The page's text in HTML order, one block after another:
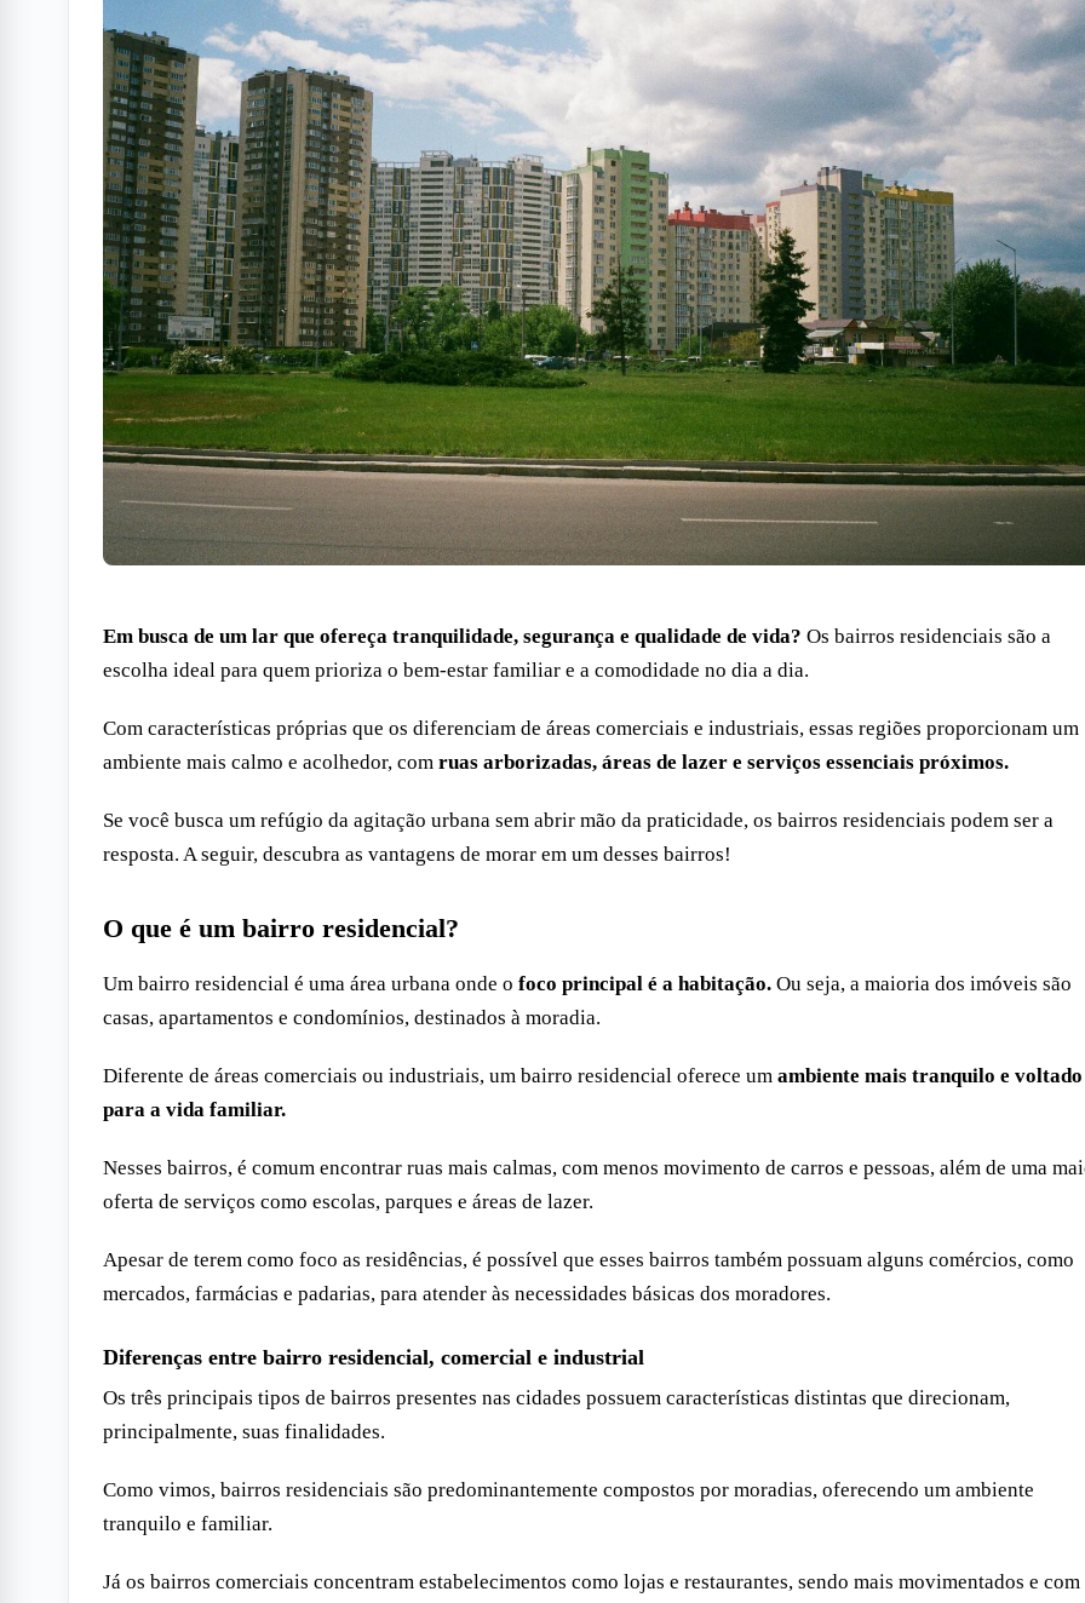
Em busca de um lar que ofereça tranquilidade, segurança e qualidade de vida? Os bairros residenciais são a
escolha ideal para quem prioriza o bem-estar familiar e a comodidade no dia a dia.
Com características próprias que os diferenciam de áreas comerciais e industriais, essas regiões proporcionam um
ambiente mais calmo e acolhedor, com ruas arborizadas, áreas de lazer e serviços essenciais próximos.
Se você busca um refúgio da agitação urbana sem abrir mão da praticidade, os bairros residenciais podem ser a
resposta. A seguir, descubra as vantagens de morar em um desses bairros!
O que é um bairro residencial?
Um bairro residencial é uma área urbana onde o foco principal é a habitação. Ou seja, a maioria dos imóveis são
casas, apartamentos e condomínios, destinados à moradia.
Diferente de áreas comerciais ou industriais, um bairro residencial oferece um ambiente mais tranquilo e voltado
para a vida familiar.
Nesses bairros, é comum encontrar ruas mais calmas, com menos movimento de carros e pessoas, além de uma
oferta de serviços como escolas, parques e áreas de lazer.
Apesar de terem como foco as residências, é possível que esses bairros também possuam alguns comércios, como
mercados, farmácias e padarias, para atender às necessidades básicas dos moradores.
Diferenças entre bairro residencial, comercial e industrial
Os três principais tipos de bairros presentes nas cidades possuem características distintas que direcionam,
principalmente, suas finalidades.
Como vimos, bairros residenciais são predominantemente compostos por moradias, oferecendo um ambiente
tranquilo e familiar.
Já os bairros comerciais concentram estabelecimentos como lojas e restaurantes, sendo mais movimentados e com